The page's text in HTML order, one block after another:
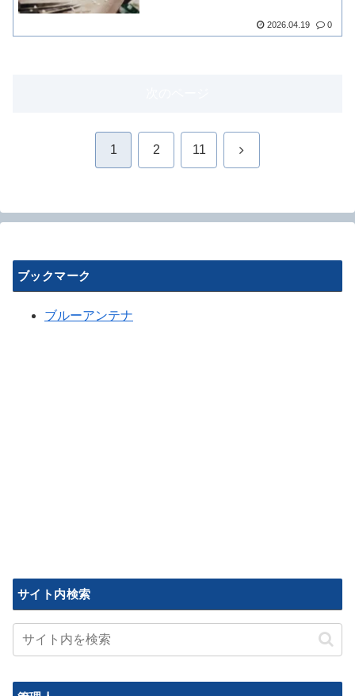
2026.04.19 0
1 2 11 次
ブックマーク
ブルーアンテナ
サイト内検索